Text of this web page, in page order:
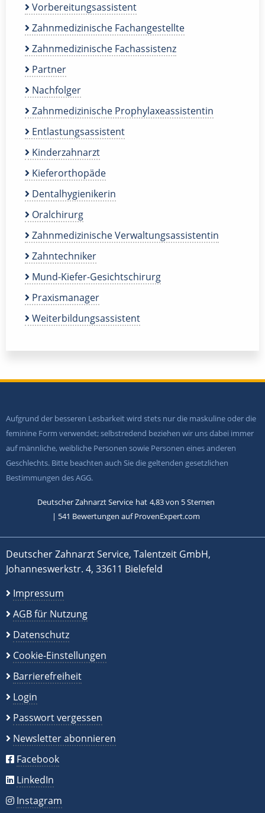
Vorbereitungsassistent
Zahnmedizinische Fachangestellte
Zahnmedizinische Fachassistenz
Partner
Nachfolger
Zahnmedizinische Prophylaxeassistentin
Entlastungsassistent
Kinderzahnarzt
Kieferorthopäde
Dentalhygienikerin
Oralchirurg
Zahnmedizinische Verwaltungsassistentin
Zahntechniker
Mund-Kiefer-Gesichtschirurg
Praxismanager
Weiterbildungsassistent
Aufgrund der besseren Lesbarkeit wird stets nur die maskuline oder die
feminine Form verwendet; selbstredend beziehen wir uns dabei immer
auf männliche, weibliche Personen sowie Personen eines anderen
Geschlechts. Bitte beachten auch Sie die geltenden gesetzlichen
Bestimmungen des AGG.
Deutscher Zahnarzt Service hat 4,83von 5Sternen
| 541 Bewertungen auf ProvenExpert.com
Deutscher Zahnarzt Service, Talentzeit GmbH,
Johanneswerkstr. 4, 33611 Bielefeld
Impressum
AGB für Nutzung
Datenschutz
Cookie-Einstellungen
Barrierefreiheit
Login
Passwort vergessen
Newsletter abonnieren
Facebook
LinkedIn
Instagram